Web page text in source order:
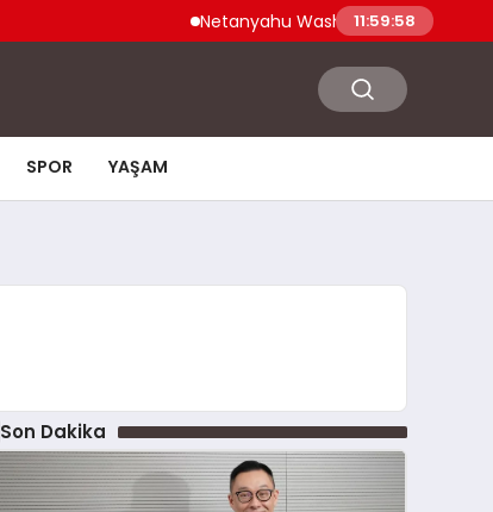
Netanyahu Washington Ziyaretinde ABD
11:59:59
SPOR YAŞAM
Son Dakika